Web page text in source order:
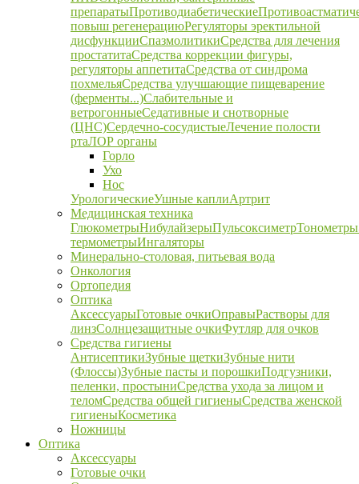
препаратыПротиводиабетические
повыш регенерациюРегуляторы эректильной
дисфункцииСпазмолитикиСредства для лечения
простатитаСредства коррекции фигуры,
регуляторы аппетитаСредства от синдрома
похмельяСредства улучшающие пищеварение
(ферменты...)Слабительные и
ветрогонныеСедативные и снотворные
(ЦНС)Сердечно-сосудистыеЛечение полости
ртаЛОР органы
Горло
Ухо
Нос
УрологическиеУшные каплиАртрит
Медицинская техника
ГлюкометрыНибулайзерыПульсоксиметрТонометры
термометрыИнгаляторы
Минерально-столовая, питьевая вода
Онкология
Ортопедия
Оптика
АксессуарыГотовые очкиОправыРастворы для
линзСолнцезащитные очкиФутляр для очков
Средства гигиены
АнтисептикиЗубные щеткиЗубные нити
(Флоссы)Зубные пасты и порошкиПодгузники,
пеленки, простыниСредства ухода за лицом и
теломСредства общей гигиеныСредства женской
гигиеныКосметика
Ножницы
Оптика
Аксессуары
Готовые очки